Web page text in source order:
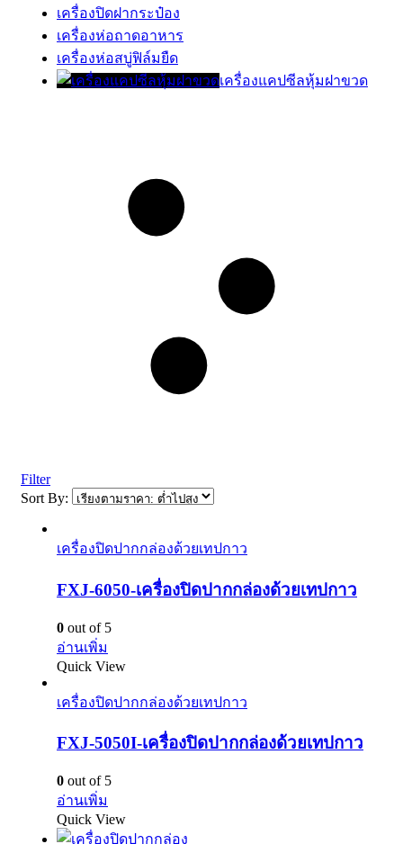
เครื่องปิดฝากระป๋อง
เครื่องห่อถาดอาหาร
เครื่องห่อสบู่ฟิล์มยืด
เครื่องแคปซีลหุ้มฝาขวด
Filter
Sort By:
เครื่องปิดปากกล่องด้วยเทปกาว
FXJ-6050-เครื่องปิดปากกล่องด้วยเทปกาว
0 out of 5
อ่านเพิ่ม
Quick View
เครื่องปิดปากกล่องด้วยเทปกาว
FXJ-5050I-เครื่องปิดปากกล่องด้วยเทปกาว
0 out of 5
อ่านเพิ่ม
Quick View